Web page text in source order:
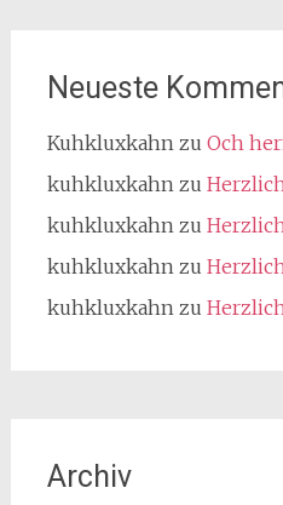
Neueste
Kuhkluxkahn zu Och
kuhkluxkahn zu
kuhkluxkahn zu
kuhkluxkahn zu
kuhkluxkahn zu
Archiv